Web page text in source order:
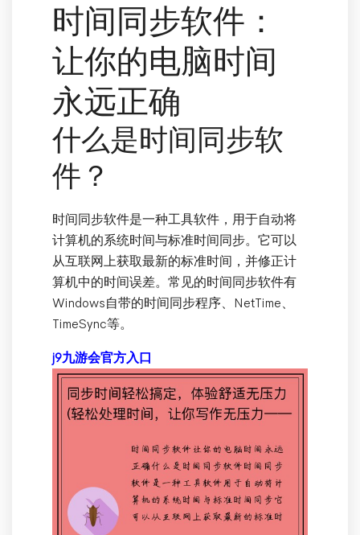
时间同步软件：
让你的电脑时间
永远正确
什么是时间同步软
件？
时间同步软件是一种工具软件，用于自动将
计算机的系统时间与标准时间同步。它可以
从互联网上获取最新的标准时间，并修正计
算机中的时间误差。常见的时间同步软件有
Windows自带的时间同步程序、NetTime、
TimeSync等。
j9九游会官方入口